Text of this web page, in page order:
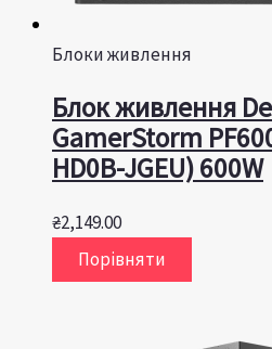
Блоки живлення
Блок живлення
GamerStorm
HD0B-JGEU) 600W
₴2,149.00
Порівняти